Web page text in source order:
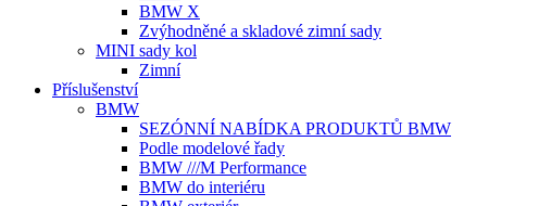
BMW X
Zvýhodněné a skladové zimní sady
MINI sady kol
Zimní
Příslušenství
BMW
SEZÓNNÍ NABÍDKA PRODUKTŮ BMW
Podle modelové řady
BMW ///M Performance
BMW do interiéru